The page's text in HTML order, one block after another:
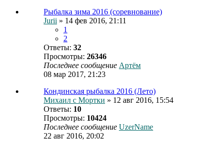
Рыбалка зима 2016 (соревнование)
Jurii » 14 фев 2016, 21:11
1
2
Ответы: 32
Просмотры: 26346
Последнее сообщение Артём
08 мар 2017, 21:23
Кондинская рыбалка 2016 (Лето)
Михаил с Мортки » 12 авг 2016, 15:54
Ответы: 10
Просмотры: 10424
Последнее сообщение UzerName
22 авг 2016, 20:02